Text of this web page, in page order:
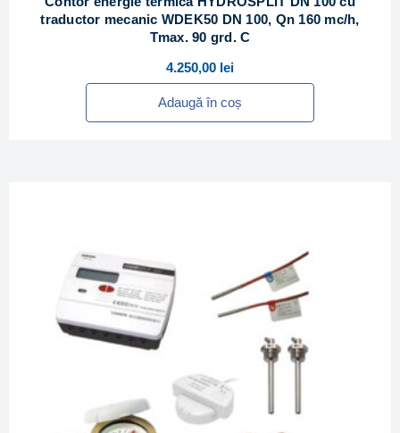
traductor mecanic WDEK50 DN 100, Qn 160 mc/h,
Tmax. 90 grd. C
4.250,00 lei
Adaugă în coș